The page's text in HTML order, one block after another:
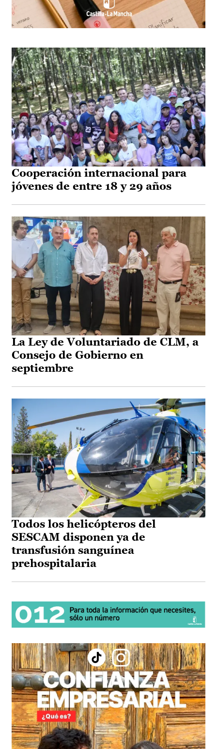
Cooperación internacional para
jóvenes de entre 18 y 29 años
La Ley de Voluntariado de CLM, a
Consejo de Gobierno en
septiembre
Todos los helicópteros del
SESCAM disponen ya de
transfusión sanguínea
prehospitalaria